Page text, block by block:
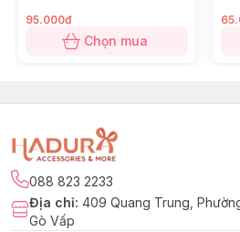
95.000đ
Chọn mua
088 823 2233
Địa chỉ: 409 Quang Trung,
Gò Vấp